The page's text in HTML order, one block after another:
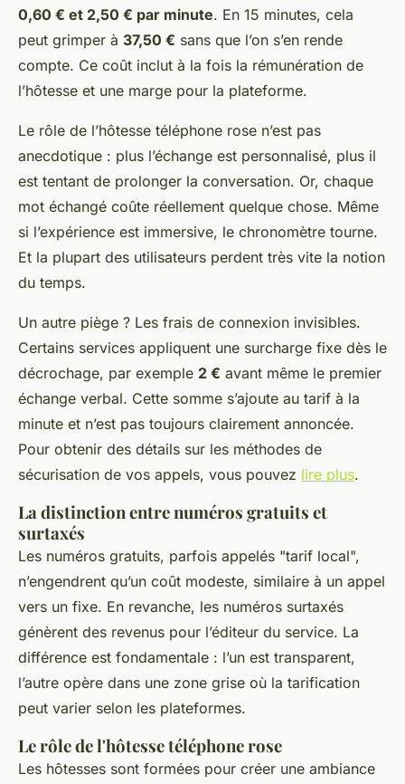
0,60 € et 2,50 € par minute. En 15 minutes, cela
peut grimper à 37,50 € sans que l’on s’en rende
compte. Ce coût inclut à la fois la rémunération de
l’hôtesse et une marge pour la plateforme.
Le rôle de l’hôtesse téléphone rose n’est pas
anecdotique : plus l’échange est personnalisé, plus il
est tentant de prolonger la conversation. Or, chaque
mot échangé coûte réellement quelque chose. Même
si l’expérience est immersive, le chronomètre tourne.
Et la plupart des utilisateurs perdent très vite la notion
du temps.
Un autre piège ? Les frais de connexion invisibles.
Certains services appliquent une surcharge fixe dès le
décrochage, par exemple 2 € avant même le premier
échange verbal. Cette somme s’ajoute au tarif à la
minute et n’est pas toujours clairement annoncée.
Pour obtenir des détails sur les méthodes de
sécurisation de vos appels, vous pouvez lire plus.
La distinction entre numéros gratuits et
surtaxés
Les numéros gratuits, parfois appelés "tarif local",
n’engendrent qu’un coût modeste, similaire à un appel
vers un fixe. En revanche, les numéros surtaxés
génèrent des revenus pour l’éditeur du service. La
différence est fondamentale : l’un est transparent,
l’autre opère dans une zone grise où la tarification
peut varier selon les plateformes.
Le rôle de l'hôtesse téléphone rose
Les hôtesses sont formées pour créer une ambiance